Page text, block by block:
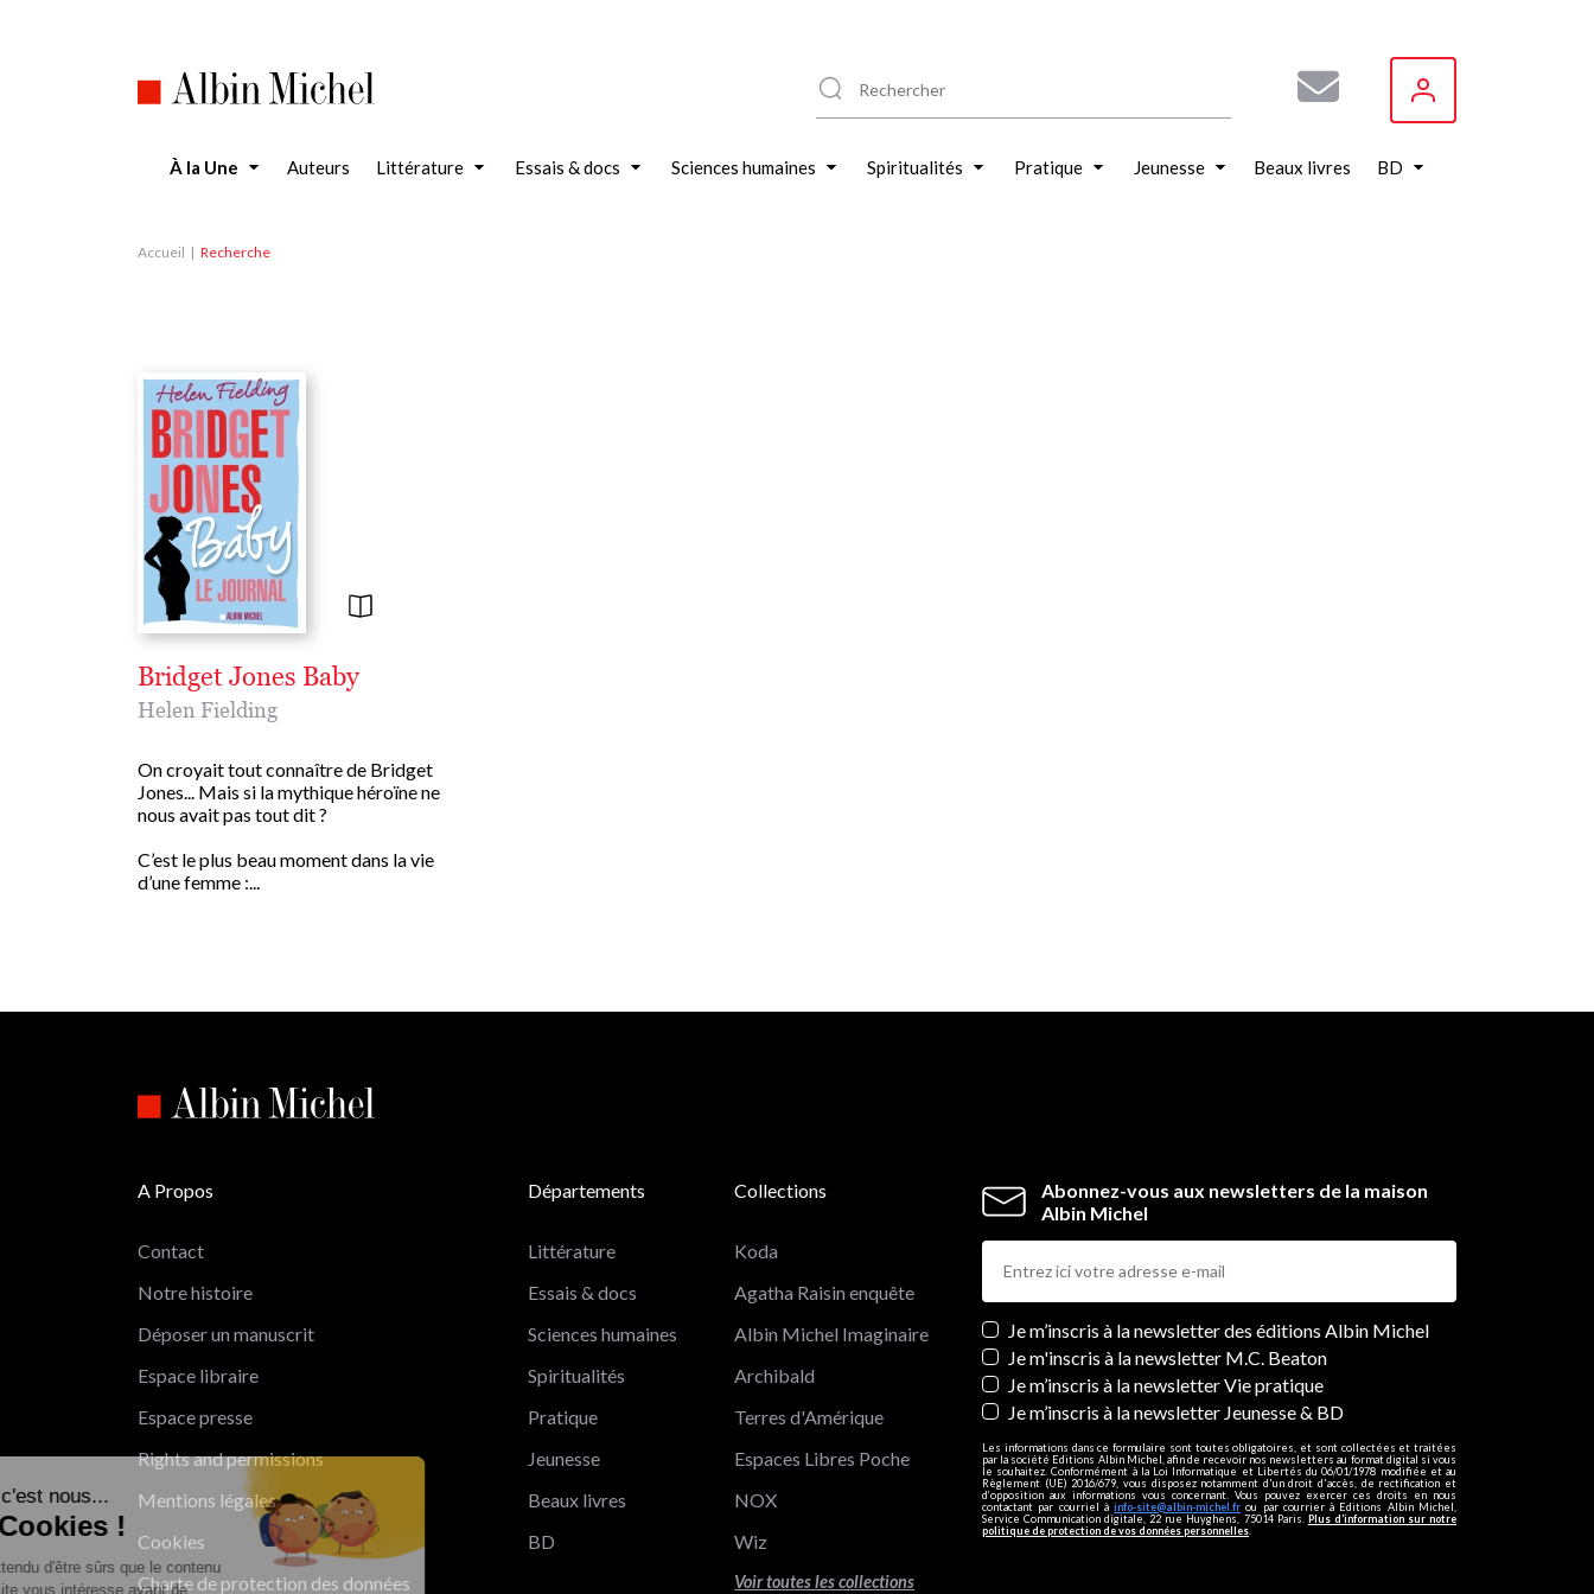
Salut c'est nous...
les Cookies !
On a attendu d'être sûrs que le contenu
de ce site vous intéresse avant de
À la Une Auteurs Littérature Essais & docs Sciences humaines Spiritualités Pratique Jeunesse Beaux livres BD
Accueil Recherche
Bridget Jones Baby
Helen Fielding
On croyait tout connaître de Bridget
Jones... Mais si la mythique héroïne ne
nous avait pas tout dit ?
C’est le plus beau moment dans la vie
d’une femme :...
Abonnez-vous aux newsletters de la maison
Albin Michel
Newsletters
Je m’inscris à la newsletter des éditions Albin Michel
Je m'inscris à la newsletter M.C. Beaton
Je m’inscris à la newsletter Vie pratique
Je m’inscris à la newsletter Jeunesse & BD
Les informations dans ce formulaire sont toutes obligatoires, et sont collectées et traitées
par la société Editions Albin Michel, afin de recevoir nos newsletters au format digital si vous
le souhaitez. Conformément à la Loi Informatique et Libertés du 06/01/1978 modifiée et au
Règlement (UE) 2016/679, vous disposez notamment d'un droit d'accès, de rectification et
d’opposition aux informations vous concernant. Vous pouvez exercer ces droits en nous
contactant par courriel àinfo-site@albin-michel.fr ou par courrier à Editions Albin Michel,
Service Communication digitale, 22 rue Huyghens, 75014 Paris. Plus d’information sur notre
politique de protection de vos données personnelles
A Propos
Contact
Notre histoire
Déposer un manuscrit
Espace libraire
Espace presse
Rights and permissions
Mentions légales
Cookies
Charte de protection des données
Départements
Littérature
Essais & docs
Sciences humaines
Spiritualités
Pratique
Jeunesse
Beaux livres
BD
Collections
Koda
Agatha Raisin enquête
Albin Michel Imaginaire
Archibald
Terres d'Amérique
Espaces Libres Poche
NOX
Wiz
Voir toutes les collections